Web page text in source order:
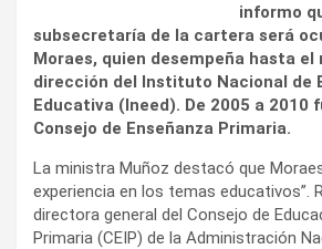
informo
subsecretaría de la cartera será
Moraes, quien desempeña hasta
dirección del Instituto Nacional de
Educativa (Ineed). De 2005 a 2010
Consejo de Enseñanza Primaria.
La ministra Muñoz destacó que
experiencia en los temas educativos”.
directora general del Consejo de
Primaria (CEIP) de la Administración